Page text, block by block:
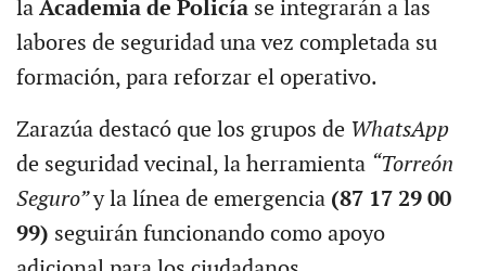
la Academia de Policía se integrarán a las
labores de seguridad una vez completada su
formación, para reforzar el operativo.
Zarazúa destacó que los grupos de WhatsApp
de seguridad vecinal, la herramienta “Torreón
Seguro”y la línea de emergencia(87 17 29 00
99) seguirán funcionando como apoyo